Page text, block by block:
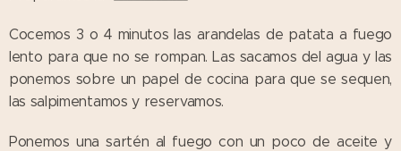
Cocemos 3 o 4 minutos las arandelas de patata a fuego
lento para que no se rompan. Las sacamos del agua y las
ponemos sobre un papel de cocina para que se sequen,
las salpimentamos y reservamos.
Ponemos una sartén al fuego con un poco de aceite y